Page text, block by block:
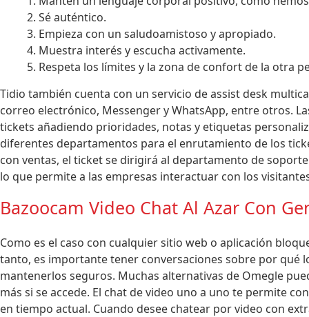
Sé auténtico.
Empieza con un saludoamistoso y apropiado.
Muestra interés y escucha activamente.
Respeta los límites y la zona de confort de la otra
Tidio también cuenta con un servicio de assist desk
correo electrónico, Messenger y WhatsApp, entre otros.
tickets añadiendo prioridades, notas y etiquetas
diferentes departamentos para el enrutamiento de los
con ventas, el ticket se dirigirá al departamento de
lo que permite a las empresas interactuar con los
Bazoocam Video Chat Al Azar Con
Como es el caso con cualquier sitio web o aplicación
tanto, es importante tener conversaciones sobre por qué
mantenerlos seguros. Muchas alternativas de Omegle
más si se accede. El chat de video uno a uno te permite
en tiempo actual. Cuando desee chatear por video con